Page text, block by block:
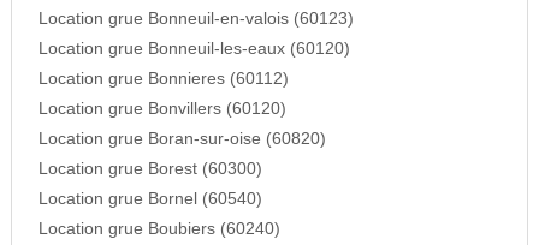
Location grue Bonneuil-en-valois (60123)
Location grue Bonneuil-les-eaux (60120)
Location grue Bonnieres (60112)
Location grue Bonvillers (60120)
Location grue Boran-sur-oise (60820)
Location grue Borest (60300)
Location grue Bornel (60540)
Location grue Boubiers (60240)